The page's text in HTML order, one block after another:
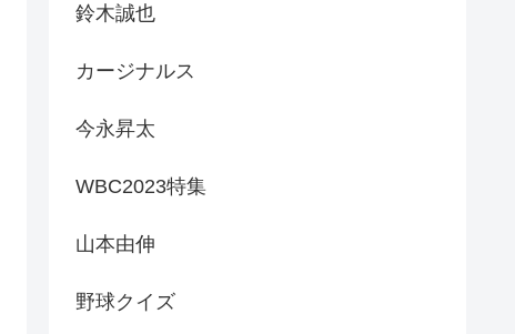
鈴木誠也
カージナルス
今永昇太
WBC2023特集
山本由伸
野球クイズ